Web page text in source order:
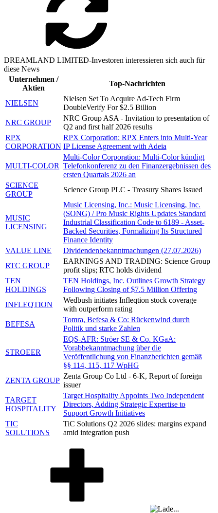
DREAMLAND LIMITED-Investoren interessieren sich auch für
diese News
Unternehmen /
Aktien
Top-Nachrichten
NIELSEN
Nielsen Set To Acquire Ad-Tech Firm
DoubleVerify For $2.5 Billion
NRC GROUP
NRC Group ASA - Invitation to presentation of
Q2 and first half 2026 results
RPX
CORPORATION
RPX Corporation: RPX Enters into Multi-Year
IP License Agreement with Adeia
MULTI-COLOR
Multi-Color Corporation: Multi-Color kündigt
Telefonkonferenz zu den Finanzergebnissen des
ersten Quartals 2026 an
SCIENCE
GROUP
Science Group PLC - Treasury Shares Issued
MUSIC
LICENSING
Music Licensing, Inc.: Music Licensing, Inc.
(SONG) / Pro Music Rights Updates Standard
Industrial Classification Code to 6189 - Asset-
Backed Securities, Formalizing Its Structured
Finance Identity
VALUE LINE
Dividendenbekanntmachungen (27.07.2026)
RTC GROUP
EARNINGS AND TRADING: Science Group
profit slips; RTC holds dividend
TEN
HOLDINGS
TEN Holdings, Inc. Outlines Growth Strategy
Following Closing of $7.5 Million Offering
INFLEQTION
Wedbush initiates Infleqtion stock coverage
with outperform rating
BEFESA
Tomra, Befesa & Co: Rückenwind durch
Politik und starke Zahlen
STROEER
EQS-AFR: Ströer SE & Co. KGaA:
Vorabbekanntmachung über die
Veröffentlichung von Finanzberichten gemäß
§§ 114, 115, 117 WpHG
ZENTA GROUP
Zenta Group Co Ltd - 6-K, Report of foreign
issuer
TARGET
HOSPITALITY
Target Hospitality Appoints Two Independent
Directors, Adding Strategic Expertise to
Support Growth Initiatives
TIC
SOLUTIONS
TiC Solutions Q2 2026 slides: margins expand
amid integration push